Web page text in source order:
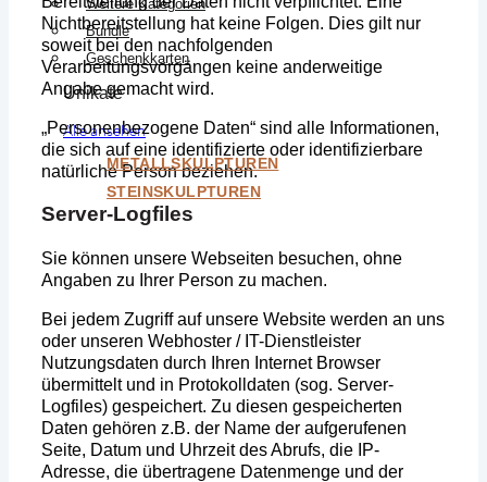
Weitere Kategorien
Bundle
Geschenkkarten
Unikate
Alle ansehen
METALLSKULPTUREN
STEINSKULPTUREN
Nichtbereitstellung hat keine Folgen. Dies gilt nur
soweit bei den nachfolgenden
Verarbeitungsvorgängen keine anderweitige
Angabe gemacht wird.
„Personenbezogene Daten“ sind alle Informationen,
die sich auf eine identifizierte oder identifizierbare
natürliche Person beziehen.
Server-Logfiles
Sie können unsere Webseiten besuchen, ohne
Angaben zu Ihrer Person zu machen.
Bei jedem Zugriff auf unsere Website werden an uns
oder unseren Webhoster / IT-Dienstleister
Nutzungsdaten durch Ihren Internet Browser
übermittelt und in Protokolldaten (sog. Server-
Logfiles) gespeichert. Zu diesen gespeicherten
Daten gehören z.B. der Name der aufgerufenen
Seite, Datum und Uhrzeit des Abrufs, die IP-
Adresse, die übertragene Datenmenge und der